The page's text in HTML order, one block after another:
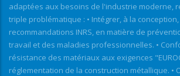
adaptées aux besoins de l'industrie moderne,
triple problématique : • Intégrer, à la
recommandations INRS, en matière de
travail et des maladies professionnelles. •
résistance des matériaux aux exigences
réglementation de la construction métallique. •